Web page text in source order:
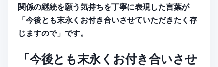
関係の継続を願う気持ちを丁寧に表現した言葉が
「今後とも末永くお付き合いさせていただきたく存
じますので」です。
「今後とも末永くお付き合いさせ